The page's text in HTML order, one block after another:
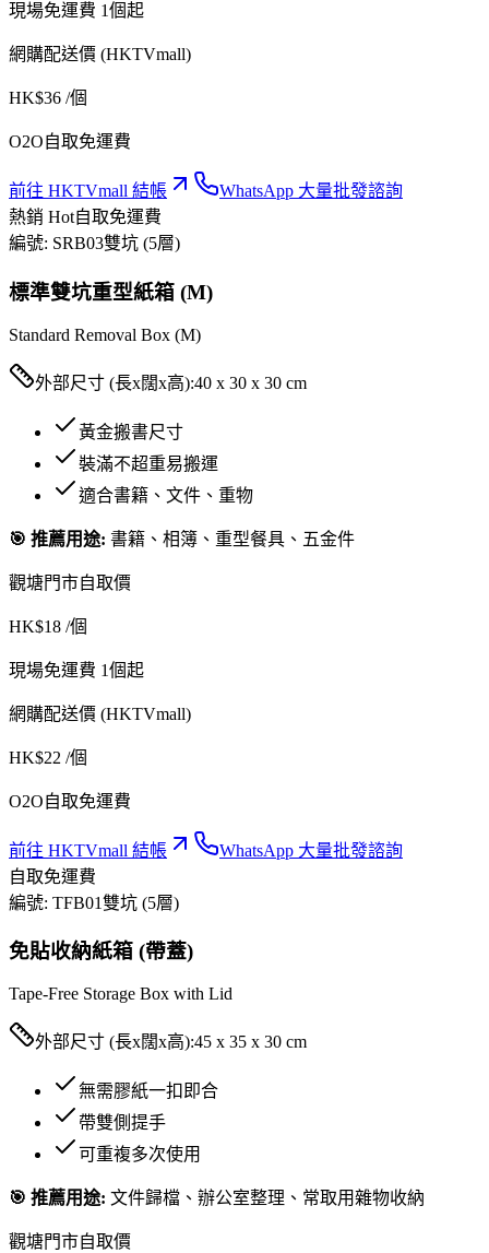
現場免運費 1個起
網購配送價 (HKTVmall)
HK$36 /個
O2O自取免運費
前往 HKTVmall 結帳
WhatsApp 大量批發諮詢
熱銷 Hot自取免運費
編號: SRB03雙坑 (5層)
標準雙坑重型紙箱 (M)
Standard Removal Box (M)
外部尺寸 (長x闊x高):40 x 30 x 30 cm
黃金搬書尺寸
裝滿不超重易搬運
適合書籍、文件、重物
🎯 推薦用途: 書籍、相簿、重型餐具、五金件
觀塘門市自取價
HK$18 /個
現場免運費 1個起
網購配送價 (HKTVmall)
HK$22 /個
O2O自取免運費
前往 HKTVmall 結帳
WhatsApp 大量批發諮詢
自取免運費
編號: TFB01雙坑 (5層)
免貼收納紙箱 (帶蓋)
Tape-Free Storage Box with Lid
外部尺寸 (長x闊x高):45 x 35 x 30 cm
無需膠紙一扣即合
帶雙側提手
可重複多次使用
🎯 推薦用途: 文件歸檔、辦公室整理、常取用雜物收納
觀塘門市自取價